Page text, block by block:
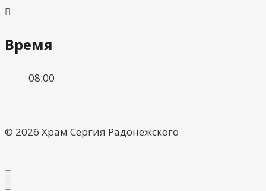
Время
08:00
© 2026 Храм Сергия Радонежского